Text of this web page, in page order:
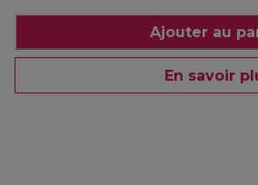
Ajouter au
En savoir